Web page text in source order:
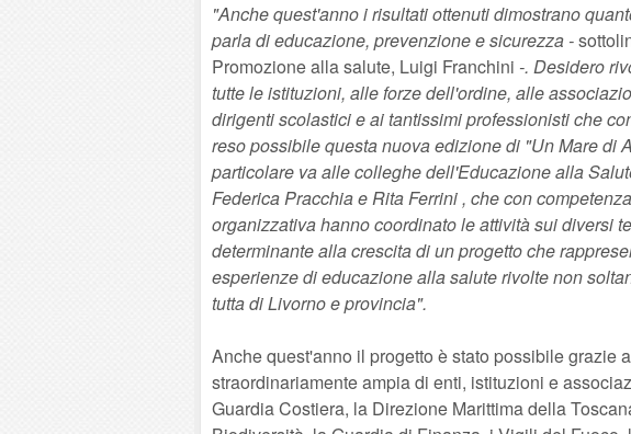
"Anche quest'anno i risultati ottenuti dimostrano
parla di educazione, prevenzione e sicurezza -
Promozione alla salute, Luigi Franchini -. Desidero
tutte le istituzioni, alle forze dell'ordine, alle
dirigenti scolastici e ai tantissimi professionisti che
reso possibile questa nuova edizione di "Un Mare di
particolare va alle colleghe dell'Educazione alla
Federica Pracchia e Rita Ferrini , che con
organizzativa hanno coordinato le attività sui diversi
determinante alla crescita di un progetto che
esperienze di educazione alla salute rivolte non
tutta di Livorno e provincia".
Anche quest'anno il progetto è stato possibile grazie
straordinariamente ampia di enti, istituzioni e
Guardia Costiera, la Direzione Marittima della